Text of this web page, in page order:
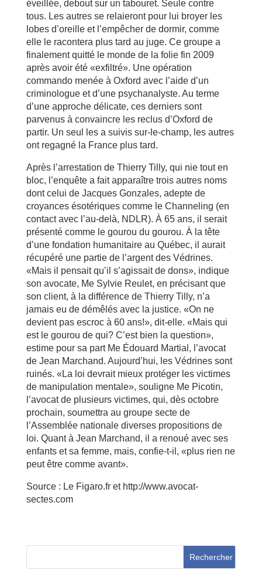
éveillée, debout sur un tabouret. Seule contre
tous. Les autres se relaieront pour lui broyer les
lobes d’oreille et l’empêcher de dormir, comme
elle le racontera plus tard au juge. Ce groupe a
finalement quitté le monde de la folie fin 2009
après avoir été «exfiltré». Une opération
commando menée à Oxford avec l’aide d’un
criminologue et d’une psychanalyste. Au terme
d’une approche délicate, ces derniers sont
parvenus à convaincre les reclus d’Oxford de
partir. Un seul les a suivis sur-le-champ, les autres
ont regagné la France plus tard.
Après l’arrestation de Thierry Tilly, qui nie tout en
bloc, l’enquête a fait apparaître trois autres noms
dont celui de Jacques Gonzales, adepte de
croyances ésotériques comme le Channeling (en
contact avec l’au-delà, NDLR). À 65 ans, il serait
présenté comme le gourou du gourou. À la tête
d’une fondation humanitaire au Québec, il aurait
récupéré une partie de l’argent des Védrines.
«Mais il pensait qu’il s’agissait de dons», indique
son avocate, Me Sylvie Reulet, en précisant que
son client, à la différence de Thierry Tilly, n’a
jamais eu de démêlés avec la justice. «On ne
devient pas escroc à 60 ans!», dit-elle. «Mais qui
est le gourou de qui? C’est bien la question»,
estime pour sa part Me Édouard Martial, l’avocat
de Jean Marchand. Aujourd’hui, les Védrines sont
ruinés. «La loi devrait mieux protéger les victimes
de manipulation mentale», souligne Me Picotin,
l’avocat de plusieurs victimes, qui, dès octobre
prochain, soumettra au groupe secte de
l’Assemblée nationale diverses propositions de
loi. Quant à Jean Marchand, il a renoué avec ses
enfants et sa femme, mais, confie-t-il, «plus rien ne
peut être comme avant».
Source : Le Figaro.fr et http://www.avocat-
sectes.com